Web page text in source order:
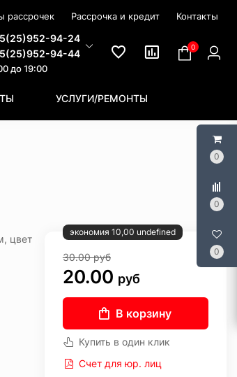
0
0
0
рассрочек Рассрочка и кредит Контакты
94-24
94-44
до 19:00
0
УСЛУГИ/РЕМОНТЫ
цвет
экономия 10,00 undefined
30.00руб
20.00 руб
В корзину
Купить в один клик
Счет для юр. лиц